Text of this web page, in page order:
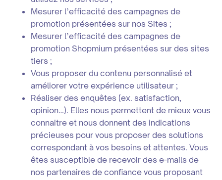
Mesurer l’efficacité des campagnes de
promotion présentées sur nos Sites ;
Mesurer l’efficacité des campagnes de
promotion Shopmium présentées sur des sites
tiers ;
Vous proposer du contenu personnalisé et
améliorer votre expérience utilisateur ;
Réaliser des enquêtes (ex. satisfaction,
opinion…). Elles nous permettent de mieux vous
connaitre et nous donnent des indications
précieuses pour vous proposer des solutions
correspondant à vos besoins et attentes. Vous
êtes susceptible de recevoir des e-mails de
nos partenaires de confiance vous proposant